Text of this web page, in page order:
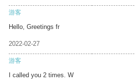
游客
Hello, Greetings fr
2022-02-27
游客
I called you 2 times. W